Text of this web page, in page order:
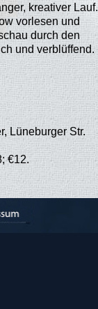
kreativer Lauf.
vorlesen und
durch den
und verblüffend.
Lüneburger Str.
€12.